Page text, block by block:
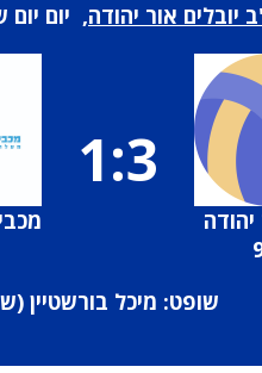
יובלים אור יהודה, יום יום שני, 17/11/
1:3
שופט: מיכל בורשטיין (